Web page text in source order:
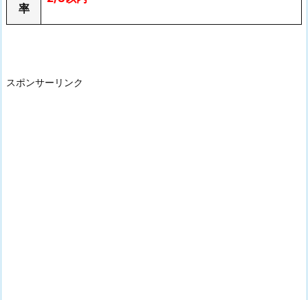
率
スポンサーリンク